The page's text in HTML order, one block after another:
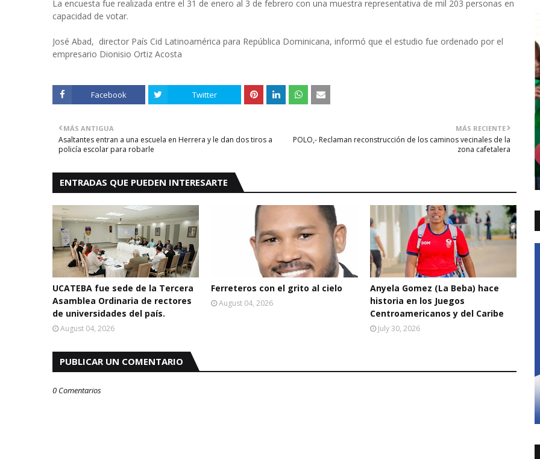
La encuesta fue realizada entre el 31 de enero al 3 de febrero con una muestra representativa de mil 203 personas en
capacidad de votar.
José Abad, director País Cid Latinoamérica para República Dominicana, informó que el estudio fue ordenado por el
empresario Dionisio Ortiz Acosta
Facebook Twitter
MÁS RECIENTE
POLO,- Reclaman reconstrucción de los caminos vecinales de la
zona cafetalera
MÁS ANTIGUA
Asaltantes entran a una escuela en Herrera y le dan dos tiros a
policía escolar para robarle
ENTRADAS QUE PUEDEN INTERESARTE
UCATEBA fue sede de la Tercera
Asamblea Ordinaria de rectores
de universidades del país.
August 04, 2026
Ferreteros con el grito al cielo
August 04, 2026
Anyela Gomez (La Beba) hace
historia en los Juegos
Centroamericanos y del Caribe
July 30, 2026
PUBLICAR UN COMENTARIO
0 Comentarios